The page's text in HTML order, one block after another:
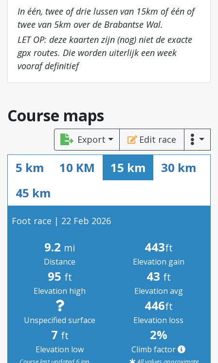
In één, twee of drie lussen van 15km of één of
twee van 5km over de Brabantse Wal.
LET OP: deze kaarten zijn (nog) niet de exacte
gpx routes. Die worden uiterlijk een week
vooraf definitief
Course maps
Export Edit race
5 km 10 KM 15 km
30 km
45 km
Foot race | 22 Feb 2026
9.2 mi
Distance
443ft
Elevation gain
95 ft
Elevation high
43 ft
Elevation avg
Unspecified surface
446ft
Elevation loss
7 ft
Elevation low
2%
Climb factor